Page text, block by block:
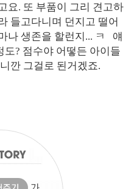
요. 또 부품이 그리 견고하
들고다니며 던지고 떨어
나 생존을 할런지... ㅋ 얘
도? 점수야 어떻든 아이들
깐 그걸로 된거겠죠.